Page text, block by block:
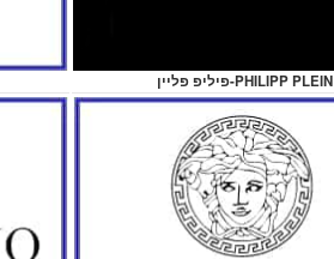
פיליפ פליין-PHILIPP PLEIN